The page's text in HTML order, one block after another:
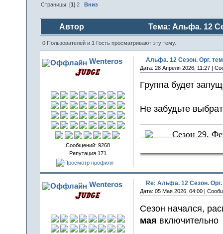
Страницы: [1]2 Вниз
Автор Тема: Альфа. 12
0 Пользователей и 1 Гость просматривают эту тему.
Wenteros
Сообщений: 9268
Репутация 171
Альфа. 12 Сезон. Орг.
Дата: 28 Апреля 2026, 11:27 |
Группа будет
Не забудьте
Сезон 29.
Wenteros Re: Альфа. 12 Сезон.
Дата: 05 Мая 2026, 04:00 |
Сезон начался,
мая включительно